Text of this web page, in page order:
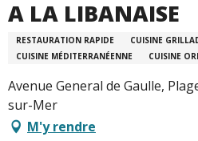
principal
A LA LIBANAISE
RESTAURATION RAPIDE CUISINE
CUISINE MÉDITERRANÉENNE
CUISINE
Avenue General de Gaulle,
sur-Mer
M'y rendre